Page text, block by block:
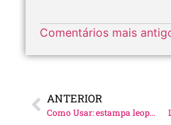
Comentários mais
ANTERIOR
Como Usar: estampa leopardo